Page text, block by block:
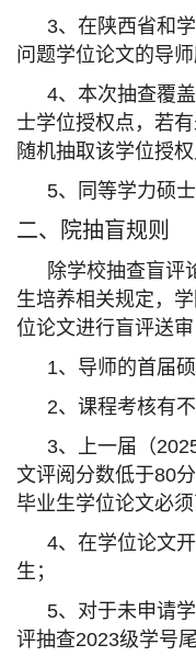
3、在陕西省和
问题学位论文的导
4、本次抽查覆
士学位授权点，若
随机抽取该学位授
5、同等学力硕
二、院抽盲规则
除学校抽查盲评
生培养相关规定，
位论文进行盲评送审
1、导师的首届硕
2、课程考核有
3、上一届（
文评阅分数低于80
毕业生学位论文必须
4、在学位论文
生；
5、对于未申请
评抽查2023级学号